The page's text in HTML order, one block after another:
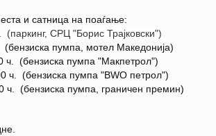
и сатница на поаѓање:
(паркинг, СРЦ "Борис Трајковски")
пумпа, мотел Македонија)
ч. (бензиска пумпа "Макпетрол")
ч. (бензиска пумпа "BWO петрол")
ч. (бензиска пумпа, граничен премин)